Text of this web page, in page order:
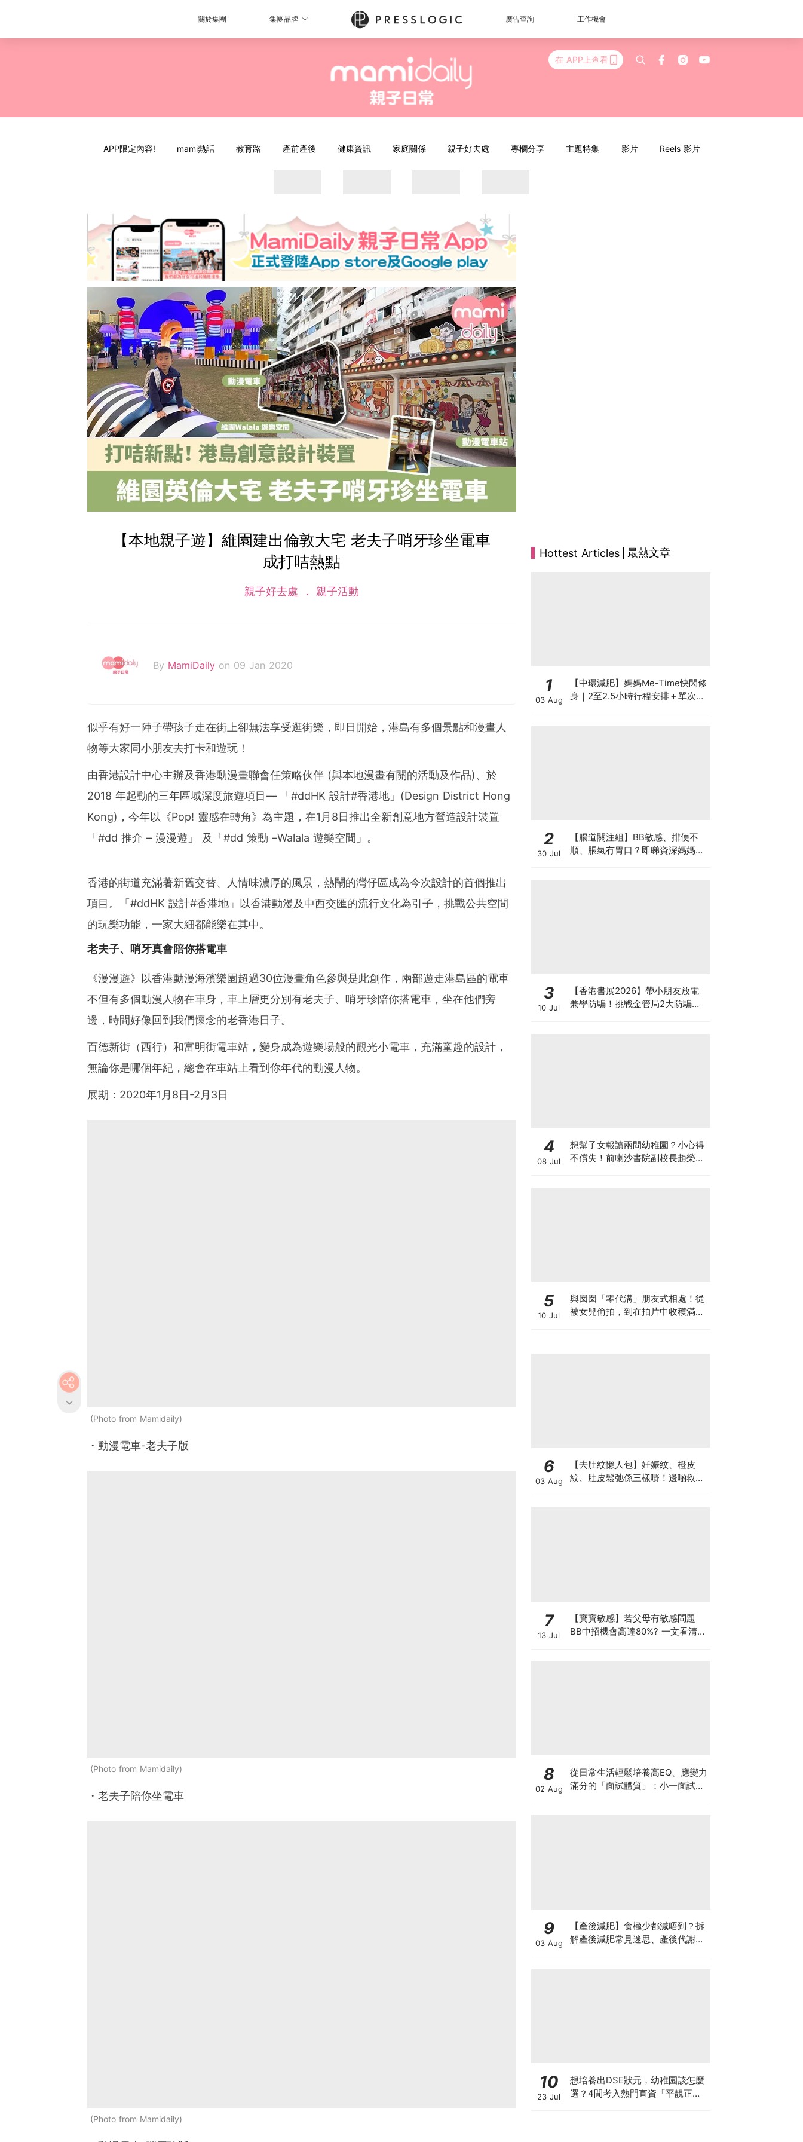
關於集團 集團品牌 廣告查詢 工作機會
在 APP上查看
APP限定內容! mami熱話 教育路 產前產後 健康資訊 家庭關係 親子好去處 專欄分享 主題特集 影片 Reels 影片
【本地親子遊】維園建出倫敦大宅 老夫子哨牙珍坐電車
成打咭熱點
親子好去處 親子活動
By MamiDaily on 09 Jan 2020
似乎有好一陣子帶孩子走在街上卻無法享受逛街樂，即日開始，港島有多個景點和漫畫人
物等大家同小朋友去打卡和遊玩！
由香港設計中心主辦及香港動漫畫聯會任策略伙伴 (與本地漫畫有關的活動及作品)、於
2018 年起動的三年區域深度旅遊項目— 「#ddHK 設計#香港地」(Design District Hong
Kong)，今年以《Pop! 靈感在轉角》為主題，在1月8日推出全新創意地方營造設計裝置
「#dd 推介 – 漫漫遊」 及「#dd 策動 –Walala 遊樂空間」。
香港的街道充滿著新舊交替、人情味濃厚的風景，熱鬧的灣仔區成為今次設計的首個推出
項目。「#ddHK 設計#香港地」以香港動漫及中西交匯的流行文化為引子，挑戰公共空間
的玩樂功能，一家大細都能樂在其中。
老夫子、哨牙真會陪你搭電車
《漫漫遊》以香港動漫海濱樂園超過30位漫畫角色參與是此創作，兩部遊走港島區的電車
不但有多個動漫人物在車身，車上層更分別有老夫子、哨牙珍陪你搭電車，坐在他們旁
邊，時間好像回到我們懷念的老香港日子。
百德新街（西行）和富明街電車站，變身成為遊樂場般的觀光小電車，充滿童趣的設計，
無論你是哪個年紀，總會在車站上看到你年代的動漫人物。
展期：2020年1月8日-2月3日
Photo from Mamidaily
・動漫電車-老夫子版
Photo from Mamidaily
・老夫子陪你坐電車
Photo from Mamidaily
Hottest Articles 最熱文章
1
03 Aug
【中環減肥】媽媽Me-Time快閃修
身｜2至2.5小時行程安排＋單次收
2
30 Jul
【腸道關注組】BB敏感、排便不
順、脹氣冇胃口？即睇資深媽媽分
3
10 Jul
【香港書展2026】帶小朋友放電
兼學防騙！挑戰金管局2大防騙遊
4
08 Jul
想幫子女報讀兩間幼稚園？小心得
不償失！前喇沙書院副校長趙榮
5
10 Jul
與囡囡「零代溝」朋友式相處！從
被女兒偷拍，到在拍片中收穫滿足
6
03 Aug
【去肚紋懶人包】妊娠紋、橙皮
紋、肚皮鬆弛係三樣嘢！邊啲救得
7
13 Jul
【寶寶敏感】若父母有敏感問題
BB中招機會高達80%? 一文看清預
8
02 Aug
從日常生活輕鬆培養高EQ、應變力
滿分的「面試體質」：小一面試最
9
03 Aug
【產後減肥】食極少都減唔到？拆
解產後減肥常見迷思、產後代謝、
10
23 Jul
想培養出DSE狀元，幼稚園該怎麼
選？4間考入熱門直資「平靚正」